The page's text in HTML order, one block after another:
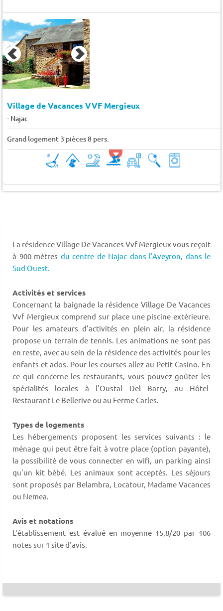
Village de Vacances VVF Mergieux
- Najac
Grand logement 3 pièces 8 pers.
La résidence Village De Vacances Vvf Mergieux vous reçoit
à 900 mètres du centre de Najac dans l'Aveyron, dans le
Sud Ouest.
Activités et services
Concernant la baignade la résidence Village De Vacances
Vvf Mergieux comprend sur place une piscine extérieure.
Pour les amateurs d’activités en plein air, la résidence
propose un terrain de tennis. Les animations ne sont pas
en reste, avec au sein de la résidence des activités pour les
enfants et ados. Pour les courses allez au Petit Casino. En
ce qui concerne les restaurants, vous pouvez goûter les
spécialités locales à l'Oustal Del Barry, au Hôtel-
Restaurant Le Bellerive ou au Ferme Carles.
Types de logements
Les hébergements proposent les services suivants : le
ménage qui peut être fait à votre place (option payante),
la possibilité de vous connecter en wifi, un parking ainsi
qu'un kit bébé. Les animaux sont acceptés. Les séjours
sont proposés par Belambra, Locatour, Madame Vacances
ou Nemea.
Avis et notations
L'établissement est évalué en moyenne 15,8/20 par 106
notes sur 1 site d'avis.